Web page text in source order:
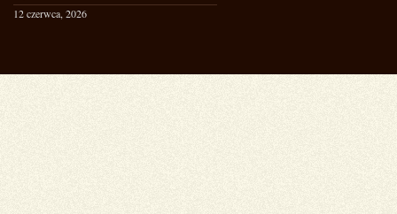
12 czerwca, 2026